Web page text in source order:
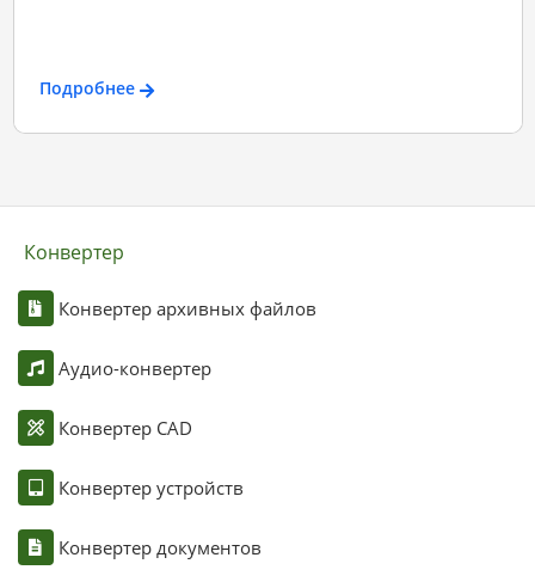
Подробнее
Конвертер
Конвертер архивных файлов
Аудио-конвертер
Конвертер CAD
Конвертер устройств
Конвертер документов